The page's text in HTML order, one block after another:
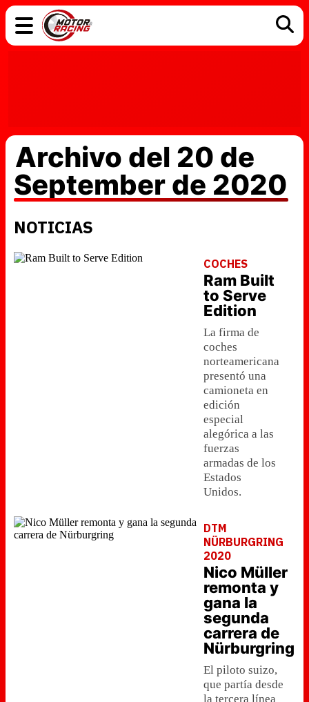
Archivo del 20 de
September de 2020
NOTICIAS
COCHES
Ram Built
to Serve
Edition
La firma de
coches
norteamericana
presentó una
camioneta en
edición
especial
alegórica a las
fuerzas
armadas de los
Estados
Unidos.
DTM
NÜRBURGRING
2020
Nico Müller
remonta y
gana la
segunda
carrera de
Nürburgring
El piloto suizo,
que partía desde
la tercera línea